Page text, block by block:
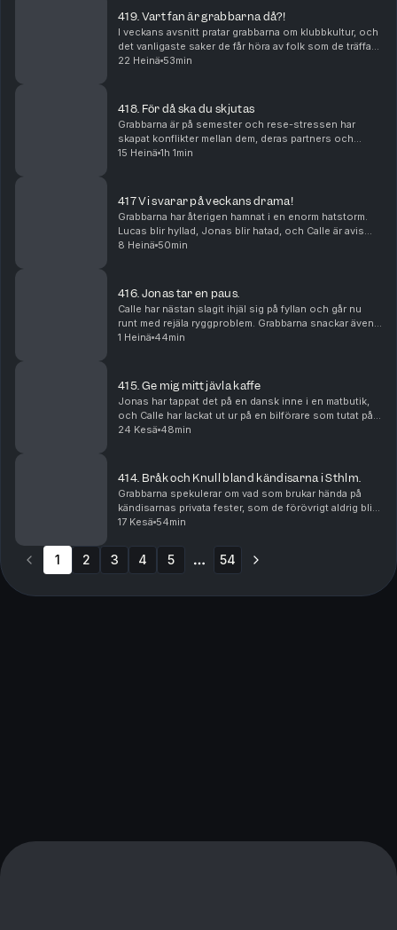
419. Vart fan är grabbarna då?!
I veckans avsnitt pratar grabbarna om klubbkultur, och
det vanligaste saker de får höra av folk som de träffar
ute på krogen. Dessutom har Lucas drabbats av en
22 Heinä 53min
418. För då ska du skjutas
Grabbarna är på semester och rese-stressen har
skapat konflikter mellan dem, deras partners och
andra resenärer. Lucas har upptäckt vilka sjuka texter
15 Heinä 1h 1min
417 Vi svarar på veckans drama!
Grabbarna har återigen hamnat i en enorm hatstorm.
Lucas blir hyllad, Jonas blir hatad, och Calle är avis
över att han varken får ris eller ros.
8 Heinä 50min
416. Jonas tar en paus.
Calle har nästan slagit ihjäl sig på fyllan och går nu
runt med rejäla ryggproblem. Grabbarna snackar även
om sina semsterplaner och ska Jonas ta en paus från
1 Heinä 44min
415. Ge mig mitt jävla kaffe
Jonas har tappat det på en dansk inne i en matbutik,
och Calle har lackat ut ur på en bilförare som tutat på
honom. Vad beror dessa raseriutbrott på? Börjar de bli
24 Kesä 48min
414. Bråk och Knull bland kändisarna i Sthlm.
Grabbarna spekulerar om vad som brukar hända på
kändisarnas privata fester, som de förövrigt aldrig blir
bjudna på. De diskuterar även vart nästa resa ska bli.
17 Kesä 54min
1 2 3 4 5 54